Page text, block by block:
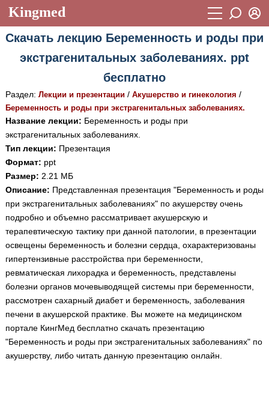
Kingmed
Учебный материал
Видеогалерея 899
Истории болезней 1268
Лекции и презентации 2474
Аккредитационные тесты
Методические рекомендации
Научно-популярное
Статьи
Новости (244)
Медицинская стандартизация
Нормативы экстренной и неотложной помощи
Нормы лабораторных и инструментальных
исследований
Обратная связь
Восстановить пароль
Регистрация
Скачать лекцию Беременность и роды при
экстрагенитальных заболеваниях. ppt
бесплатно
Раздел: Лекции и презентации/ Акушерство и гинекология /
Беременность и роды при экстрагенитальных заболеваниях.
Название лекции: Беременность и роды при
экстрагенитальных заболеваниях.
Тип лекции: Презентация
Формат: ppt
Размер: 2.21 МБ
Описание: Представленная презентация "Беременность и роды
при экстрагенитальных заболеваниях" по акушерству очень
подробно и объемно рассматривает акушерскую и
терапевтическую тактику при данной патологии, в презентации
освещены беременность и болезни сердца, охарактеризованы
гипертензивные расстройства при беременности,
ревматическая лихорадка и беременность, представлены
болезни органов мочевыводящей системы при беременности,
рассмотрен сахарный диабет и беременность, заболевания
печени в акушерской практике. Вы можете на медицинском
портале КингМед бесплатно скачать презентацию
"Беременность и роды при экстрагенитальных заболеваниях" по
акушерству, либо читать данную презентацию онлайн.